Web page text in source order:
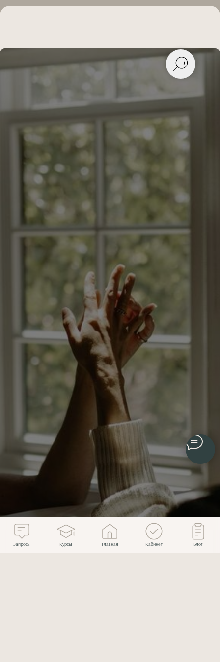
Запросы Курсы Главная Кабинет Блог